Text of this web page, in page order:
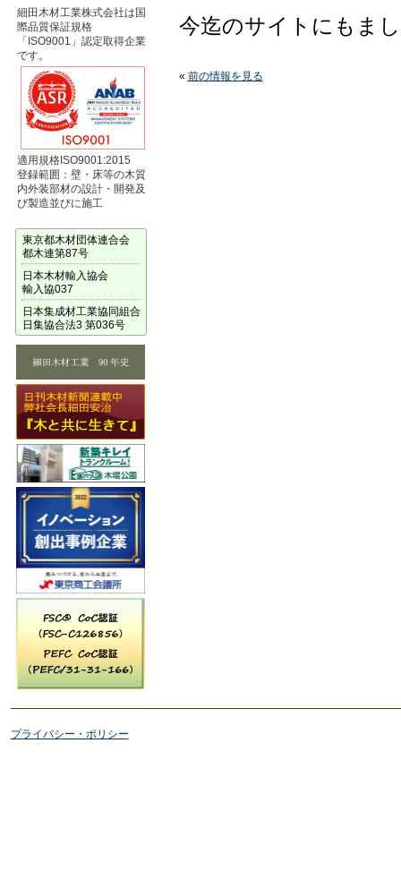
細田木材工業株式会社は国
際品質保証規格
「ISO9001」認定取得企業
です。
適用規格ISO9001:2015
登録範囲：壁・床等の木質
内外装部材の設計・開発及
び製造並びに施工
東京都木材団体連合会
都木連第87号
日本木材輸入協会
輸入協037
日本集成材工業協同組合
日集協合法3 第036号
今迄のサイトにもま
« 前の情報を見る
プライバシー・ポリシー